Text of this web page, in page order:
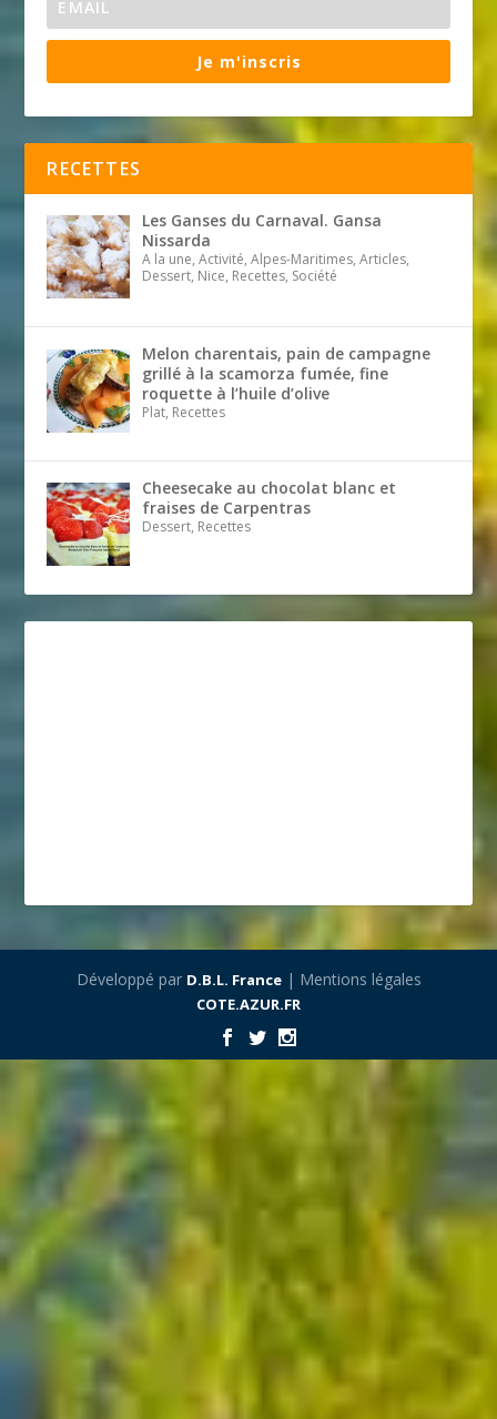
Je m'inscris
RECETTES
Les Ganses du Carnaval. Gansa
Nissarda
A la une, Activité, Alpes-Maritimes, Articles,
Dessert, Nice, Recettes, Société
Melon charentais, pain de campagne
grillé à la scamorza fumée, fine
roquette à l’huile d’olive
Plat, Recettes
Cheesecake au chocolat blanc et
fraises de Carpentras
Dessert, Recettes
Développé par D.B.L. France| Mentions légales
COTE.AZUR.FR